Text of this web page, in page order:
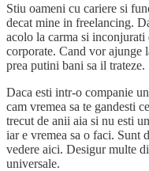
Stiu oameni cu cariere si
decat mine in freelancing.
acolo la carma si
corporate. Cand vor ajunge
prea putini bani sa il trateze.
Daca esti intr-o companie
cam vremea sa te gandesti
trecut de anii aia si nu esti
iar e vremea sa o faci. Sunt
vedere aici. Desigur multe
universale.